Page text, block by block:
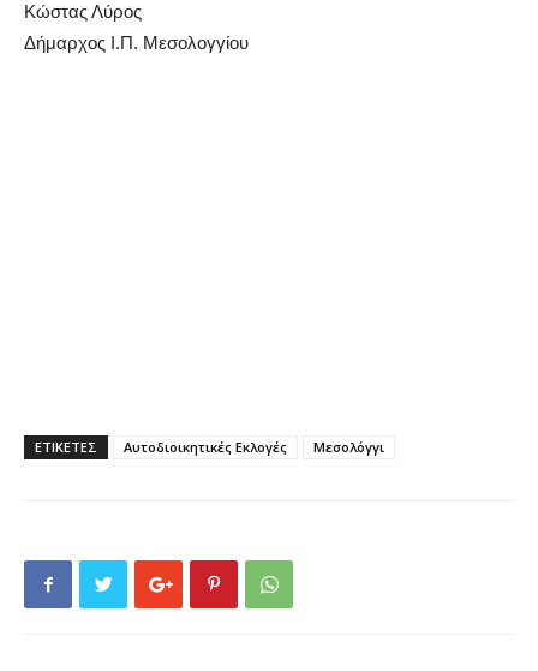
Κώστας Λύρος
Δήμαρχος Ι.Π. Μεσολογγίου
ΕΤΙΚΕΤΕΣ Αυτοδιοικητικές Εκλογές Μεσολόγγι